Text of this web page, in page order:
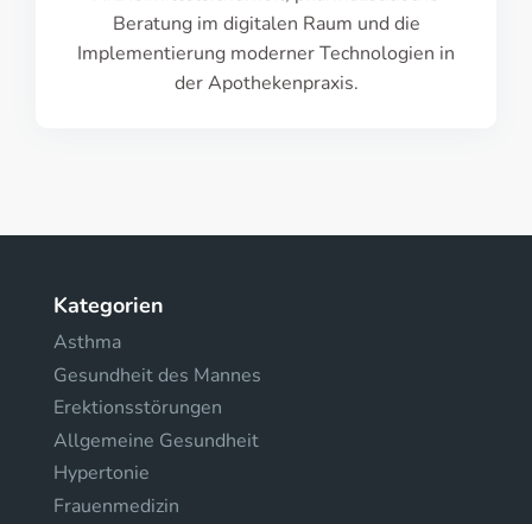
Beratung im digitalen Raum und die
Implementierung moderner Technologien in
der Apothekenpraxis.
Kategorien
Asthma
Gesundheit des Mannes
Erektionsstörungen
Allgemeine Gesundheit
Hypertonie
Frauenmedizin